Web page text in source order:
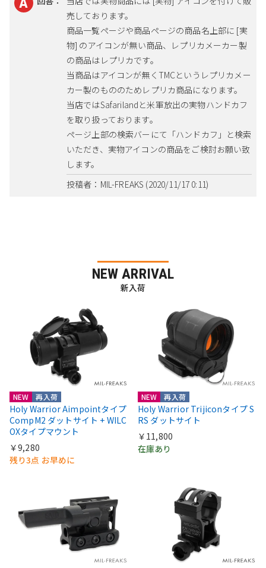
売しております。
商品一覧ページや商品ページの商品名上部に [実
物] のアイコンが無い商品、レプリカメーカー製
の商品はレプリカです。
当商品はアイコンが無くTMCというレプリカメー
カー製のもののためレプリカ商品になります。
当店ではSafarilandと米軍放出の実物ハンドカフ
を取り扱っております。
ページ上部の検索バーにて「ハンドカフ」と検索
いただき、実物アイコンの商品をご検討お願い致
します。
投稿者：MIL-FREAKS (2020/11/17 0:11)
NEW ARRIVAL
新入荷
NEW 再入荷
Holy Warrior Aimpointタイプ
CompM2 ダットサイト + WILC
OXタイプマウント
￥9,280
残り3点 お早めに
NEW 再入荷
Holy Warrior Trijiconタイプ S
RS ダットサイト
￥11,800
在庫あり